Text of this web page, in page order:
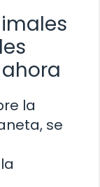
la
se